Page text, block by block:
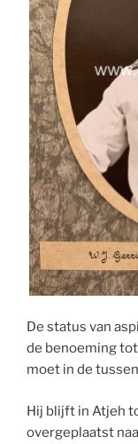
De status van
de benoeming
moet in de
Hij blijft in Atjeh
overgeplaatst